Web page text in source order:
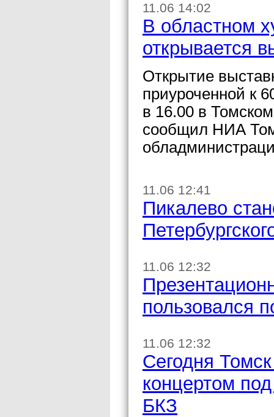
11.06 14:02
В областном
открывается
Открытие
приуроченной к
в 16.00 в
сообщил НИА
11.06 12:41
Пикалево
11.06 12:32
пользовался
11.06 12:32
Сегодня
концертом
БКЗ